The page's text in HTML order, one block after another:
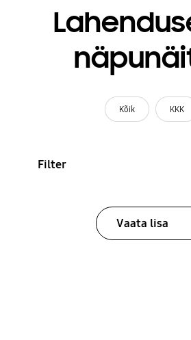
Kõik KKK
Filter
Vaata lisa